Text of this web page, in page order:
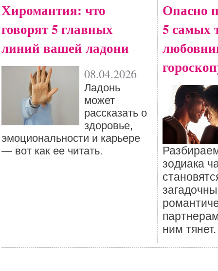
Хиромантия: что
говорят 5 главных
линий вашей ладони
08.04.2026
Ладонь
может
рассказать о
здоровье,
эмоциональности и карьере
— вот как ее читать.
Опасно
5 самых
зодиака
ним тянет.